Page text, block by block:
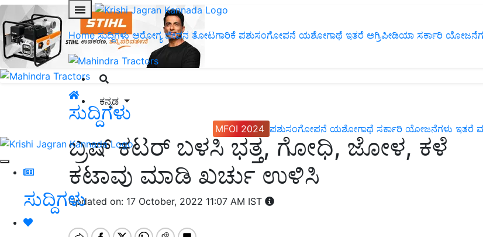
Home ಸುದ್ದಿಗಳು ಆರೋಗ್ಯ ಜೀವನ ತೋಟಗಾರಿಕೆ ಪಶುಸಂಗೋಪನೆ ಯಶೋಗಾಥೆ ಇತರೆ ಅಗ್ರಿಪೀಡಿಯಾ ಸರ್ಕಾರಿ
ಕನ್ನಡ
MFOI 2024 ಪಶುಸಂಗೋಪನೆ ಯಶೋಗಾಥೆ ಸರ್ಕಾರಿ ಯೋಜನೆಗಳು ಇತರೆ
ಸುದ್ದಿಗಳು
ಸುದ್ದಿಗಳು
ಬ್ರಷ್ ಕಟರ್ ಬಳಸಿ ಭತ್ತ, ಗೋಧಿ, ಜೋಳ, ಕಳೆ
ಕಟಾವು ಮಾಡಿ ಖರ್ಚು ಉಳಿಸಿ
Updated on: 17 October, 2022 11:07 AM IST